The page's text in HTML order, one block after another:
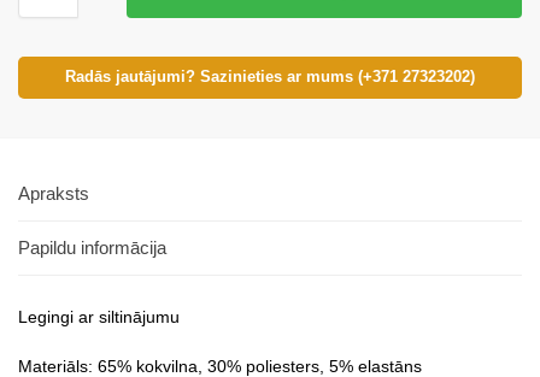
Radās jautājumi? Sazinieties ar mums (+371 27323202)
Apraksts
Papildu informācija
Legingi ar siltinājumu
Materiāls: 65% kokvilna, 30% poliesters, 5% elastāns